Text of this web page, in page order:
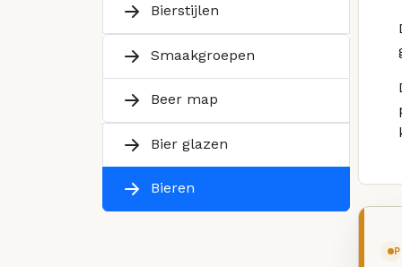
Bierstijlen
Smaakgroepen
Beer map
Bier glazen
Bieren